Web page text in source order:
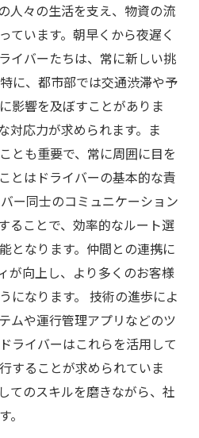
人々の生活を支え、物資の流
ています。朝早くから夜遅く
イバーたちは、常に新しい挑
に、都市部では交通渋滞や予
影響を及ぼすことがありま
対応力が求められます。ま
とも重要で、常に周囲に目を
とはドライバーの基本的な責
ー同士のコミュニケーション
ることで、効率的なルート選
となります。仲間との連携に
が向上し、より多くのお客様
になります。 技術の進歩によ
ムや運行管理アプリなどのツ
ライバーはこれらを活用して
することが求められていま
てのスキルを磨きながら、社